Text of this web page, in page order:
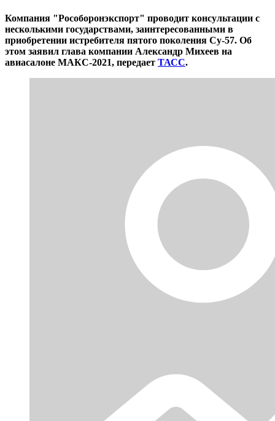
Компания "Рособоронэкспорт" проводит консультации с
несколькими государствами, заинтересованными в
приобретении истребителя пятого поколения Су-57. Об
этом заявил глава компании Александр Михеев на
авиасалоне МАКС-2021, передает ТАСС.